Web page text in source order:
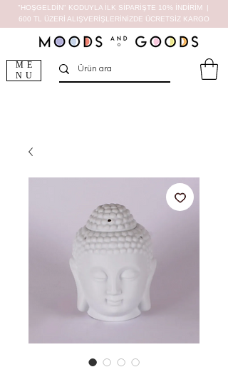
ME
NU
"HOŞGELDİN" KODUYLA İLK SİPARİŞTE 10% İNDİRİM |
600 TL ÜZERİ ALIŞVERİŞLERİNİZDE ÜCRETSİZ KARGO